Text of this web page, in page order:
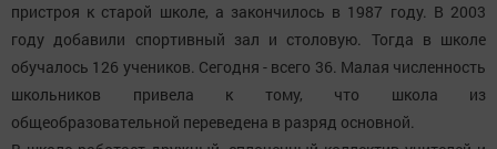
пристроя к старой школе, а закончилось в 1987 году. В 2003
году добавили спортивный зал и столовую. Тогда в школе
обучалось 126 учеников. Сегодня - всего 36. Малая численность
школьников привела к тому, что школа из
общеобразовательной переведена в разряд основной.